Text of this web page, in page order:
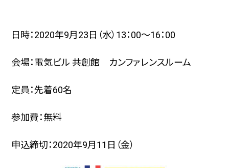
日時：2020年9月23日（水）13：00～16：00
会場：電気ビル 共創館 カンファレンスルーム
定員：先着60名
参加費：無料
申込締切：2020年9月11日（金）